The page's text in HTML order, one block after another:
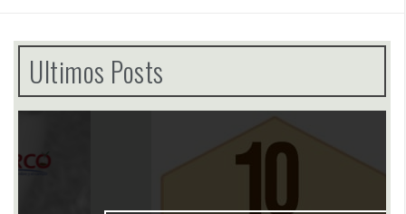
Ultimos Posts